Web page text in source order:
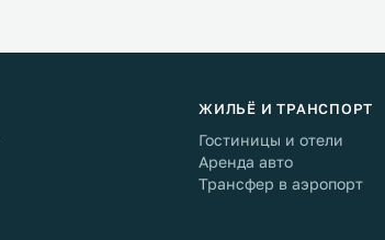
ЖИЛЬЁ И ТРАНСПОРТ
Гостиницы и отели
Аренда авто
Трансфер в аэропорт